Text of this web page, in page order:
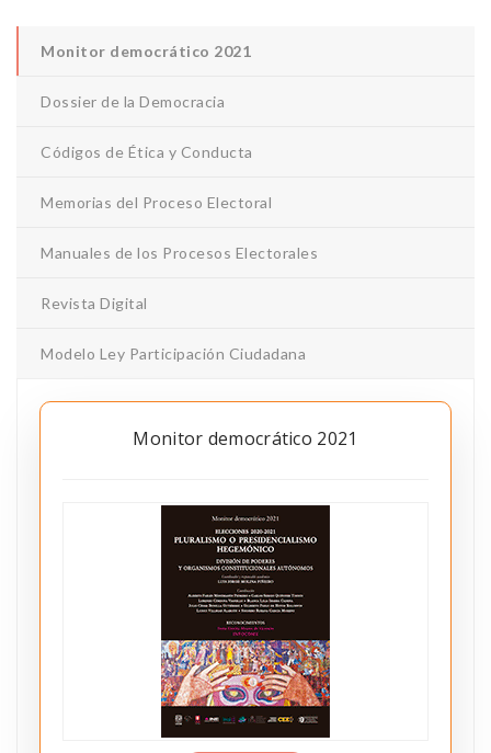
Monitor democrático 2021
Dossier de la Democracia
Códigos de Ética y Conducta
Memorias del Proceso Electoral
Manuales de los Procesos Electorales
Revista Digital
Modelo Ley Participación Ciudadana
Monitor democrático 2021